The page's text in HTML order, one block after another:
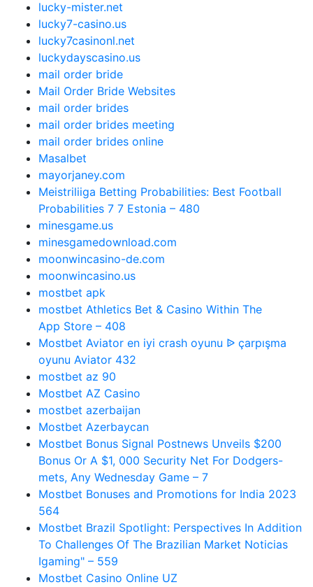
lucky-mister.net
lucky7-casino.us
lucky7casinonl.net
luckydayscasino.us
mail order bride
Mail Order Bride Websites
mail order brides
mail order brides meeting
mail order brides online
Masalbet
mayorjaney.com
Meistriliiga Betting Probabilities: Best Football
Probabilities 7 7 Estonia – 480
minesgame.us
minesgamedownload.com
moonwincasino-de.com
moonwincasino.us
mostbet apk
‎mostbet Athletics Bet & Casino Within The
App Store – 408
Mostbet Aviator en iyi crash oyunu ᐉ çarpışma
oyunu Aviator 432
mostbet az 90
Mostbet AZ Casino
mostbet azerbaijan
Mostbet Azerbaycan
Mostbet Bonus Signal Postnews Unveils $200
Bonus Or A $1, 000 Security Net For Dodgers-
mets, Any Wednesday Game – 7
Mostbet Bonuses and Promotions for India 2023
564
Mostbet Brazil Spotlight: Perspectives In Addition
To Challenges Of The Brazilian Market Noticias
Igaming" – 559
Mostbet Casino Online UZ